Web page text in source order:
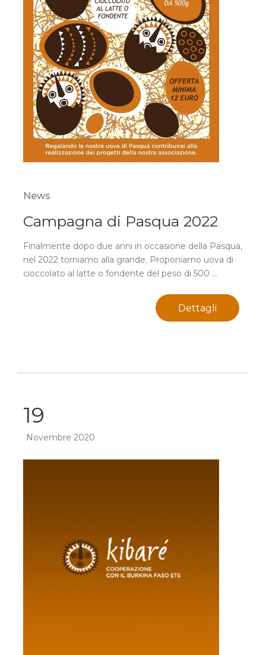
News
Campagna di Pasqua 2022
Finalmente dopo due anni in occasione della Pasqua,
nel 2022 torniamo alla grande. Proponiamo uova di
cioccolato al latte o fondente del peso di 500 ...
Dettagli
19
Novembre 2020